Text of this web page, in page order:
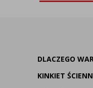
DLACZEGO
KINKIET